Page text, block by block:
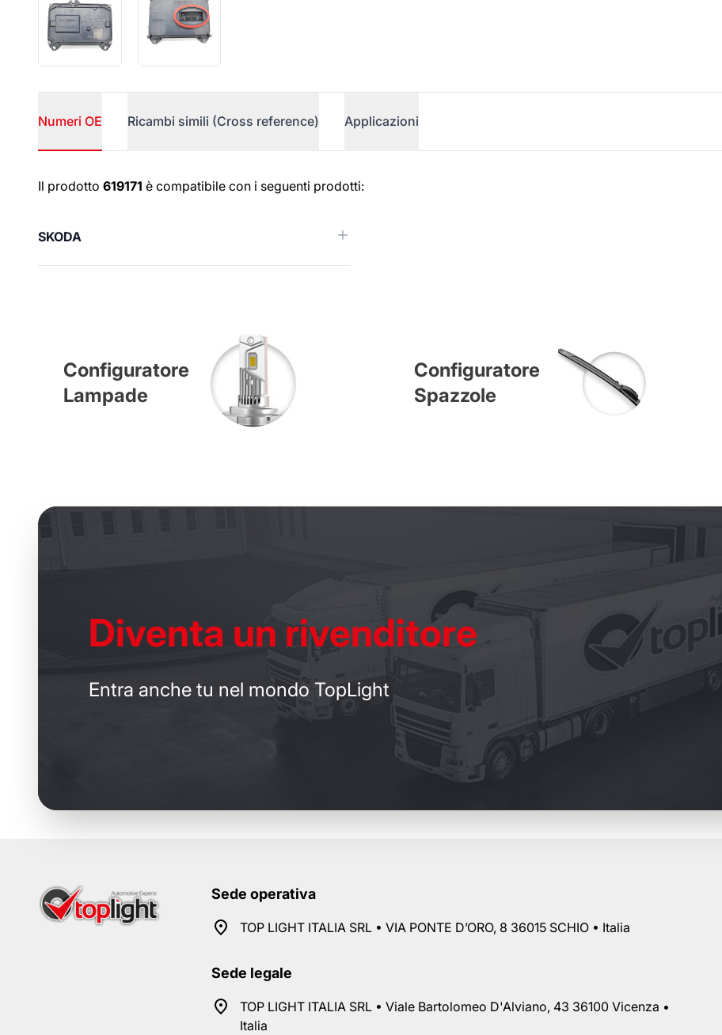
Numeri OE Ricambi simili (Cross reference) Applicazioni
Numeri OE
Il prodotto 619171 è compatibile con i seguenti prodotti:
SKODA
Configuratore
Lampade
Configuratore
Spazzole
Diventa un rivenditore
Entra anche tu nel mondo TopLight
Sede operativa
TOP LIGHT ITALIA SRL • VIA PONTE D’ORO, 8 36015 SCHIO • Italia
Sede legale
TOP LIGHT ITALIA SRL • Viale Bartolomeo D'Alviano, 43 36100 Vicenza •
Italia